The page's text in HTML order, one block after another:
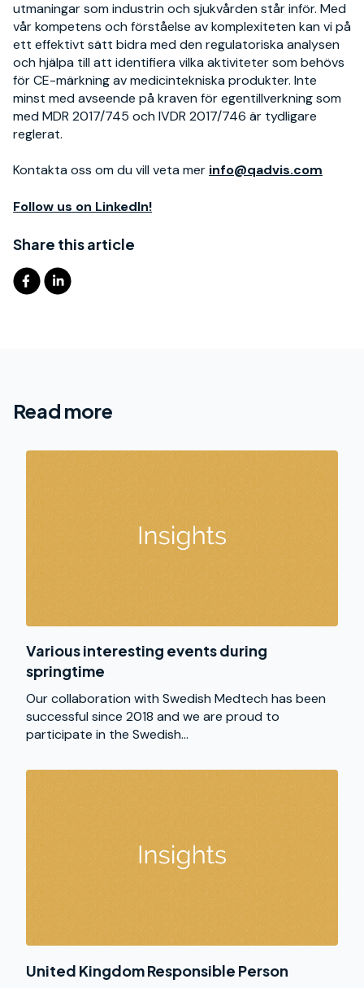
utmaningar som industrin och sjukvården står inför. Med
vår kompetens och förståelse av komplexitetenkan vi på
ett effektivt sätt bidra med den regulatoriska analysen
och hjälpa till att identifiera vilka aktiviteter som behövs
för CE-märkning av medicintekniska produkter. Inte
minst med avseende på kraven för egentillverkning som
med MDR 2017/745 och IVDR 2017/746 är tydligare
reglerat.
Kontakta oss om du vill veta mer info@qadvis.com
Follow us on LinkedIn!
Share this article
Read more
Various interesting events during
springtime
Our collaboration with Swedish Medtech has been
successful since 2018 and we are proud to
participate in the Swedish...
United Kingdom Responsible Person